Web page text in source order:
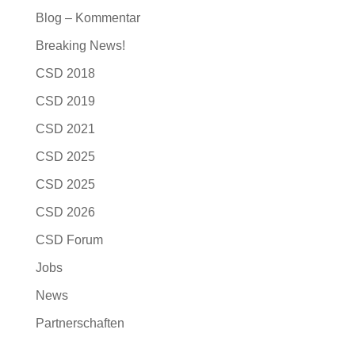
Blog – Kommentar
Breaking News!
CSD 2018
CSD 2019
CSD 2021
CSD 2025
CSD 2025
CSD 2026
CSD Forum
Jobs
News
Partnerschaften